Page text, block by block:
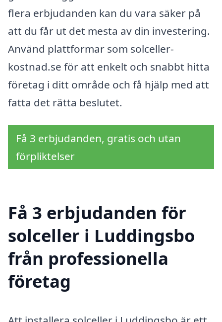
flera erbjudanden kan du vara säker på
att du får ut det mesta av din investering.
Använd plattformar som solceller-
kostnad.se för att enkelt och snabbt hitta
företag i ditt område och få hjälp med att
fatta det rätta beslutet.
Få 3 erbjudanden, gratis och utan
förpliktelser
Få 3 erbjudanden för
solceller i Luddingsbo
från professionella
företag